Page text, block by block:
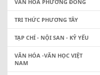
VĂN HÓA PHƯƠNG ĐÔNG
TRI THỨC PHƯƠNG TÂY
TẠP CHÍ - NỘI SAN - KỶ YẾU
VĂN HÓA -VĂN HỌC VIỆT
NAM